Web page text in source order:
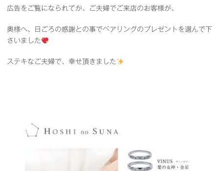
広告をご覧になられてか、ご夫婦でご来店のお客様が、
奥様へ、日ごろの感謝との事でペアリングのプレゼントを選んで下
さいました
ステキなご夫婦で、幸せ頂きました